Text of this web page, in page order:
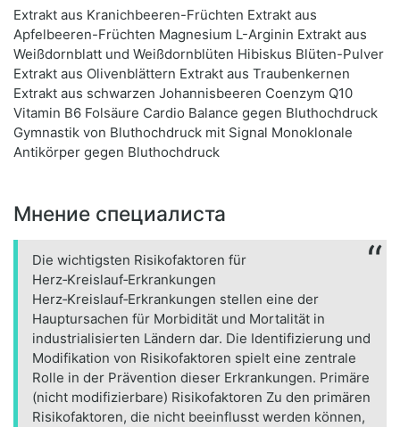
Extrakt aus Kranichbeeren-Früchten Extrakt aus
Apfelbeeren-Früchten Magnesium L-Arginin Extrakt aus
Weißdornblatt und Weißdornblüten Hibiskus Blüten-Pulver
Extrakt aus Olivenblättern Extrakt aus Traubenkernen
Extrakt aus schwarzen Johannisbeeren Coenzym Q10
Vitamin B6 Folsäure Cardio Balance gegen Bluthochdruck
Gymnastik von Bluthochdruck mit Signal Monoklonale
Antikörper gegen Bluthochdruck
Мнение специалиста
Die wichtigsten Risikofaktoren für
Herz‑Kreislauf‑Erkrankungen
Herz‑Kreislauf‑Erkrankungen stellen eine der
Hauptursachen für Morbidität und Mortalität in
industrialisierten Ländern dar. Die Identifizierung und
Modifikation von Risikofaktoren spielt eine zentrale
Rolle in der Prävention dieser Erkrankungen. Primäre
(nicht modifizierbare) Risikofaktoren Zu den primären
Risikofaktoren, die nicht beeinflusst werden können,